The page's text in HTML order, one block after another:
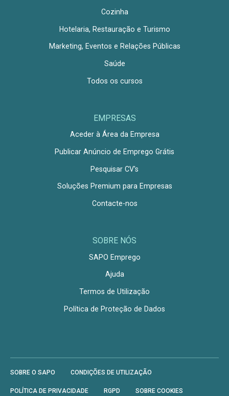
Cozinha
Hotelaria, Restauração e Turismo
Marketing, Eventos e Relações Públicas
Saúde
Todos os cursos
EMPRESAS
Aceder à Área da Empresa
Publicar Anúncio de Emprego Grátis
Pesquisar CV's
Soluções Premium para Empresas
Contacte-nos
SOBRE NÓS
SAPO Emprego
Ajuda
Termos de Utilização
Política de Proteção de Dados
SOBRE O SAPO CONDIÇÕES DE UTILIZAÇÃO
POLÍTICA DE PRIVACIDADE RGPD SOBRE COOKIES